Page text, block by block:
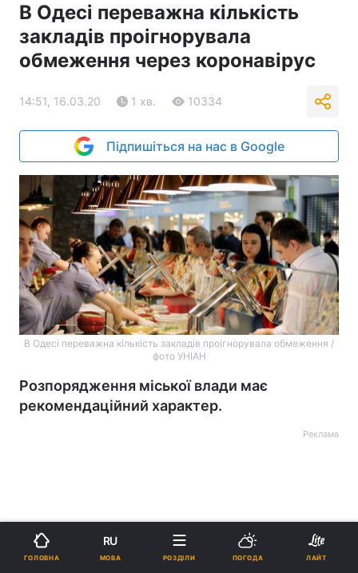
В Одесі переважна кількість
закладів проігнорувала
обмеження через коронавірус
14:51, 16.03.20 1 хв. 10334
Підпишіться на нас в Google
В Одесі переважна кількість закладів проігнорувала обмеження /
фото УНІАН
Розпорядження міської влади має
рекомендаційний характер.
Реклама
ad
ГОЛОВНА
RU
МОВА РОЗДІЛИ ПОГОДА ЛАЙТ